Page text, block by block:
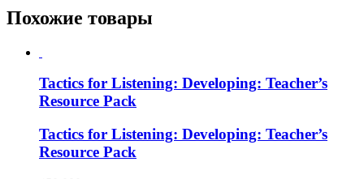
Похожие товары
Tactics for Listening: Developing: Teacher’s
Resource Pack
Tactics for Listening: Developing: Teacher’s
Resource Pack